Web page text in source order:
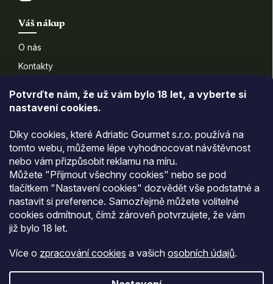
Potvrďte nám​​, že už vám bylo 18 let, a vyberte si
nastavení cookies.
Díky cookies, které Adriatic Gourmet s.r.o. používá na
tomto webu, můžeme lépe vyhodnocovat návštěvnost
nebo vám přizpůsobit reklamu na míru.
Můžete "Přijmout všechny cookies" nebo se pod
tlačítkem "Nastavení cookies" dozvědět vše podstatné a
nastavit si preference. Samozřejmě můžete volitelné
cookies odmítnout, čímž zároveň potvrzujete, že vám
již bylo 18 let.
Více o zpracování cookies a vašich osobních údajů.
Váš nákup
O nás
Kontakty
Všeobecné obchodní podmínky
Podmínky ochrany osobních údajů
Moje objednávka
Přijímáme online platby